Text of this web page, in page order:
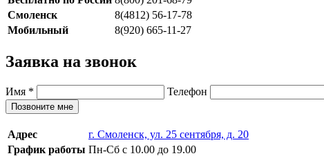
Смоленск
8(4812) 56-17-78
Мобильный
8(920) 665-11-27
Заявка на звонок
Имя * Телефон
Позвоните мне
Адрес
г. Смоленск, ул. 25 сентября, д. 20
График работы Пн-Сб с 10.00 до 19.00